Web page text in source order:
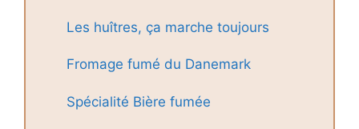
Les huîtres, ça marche toujours
Fromage fumé du Danemark
Spécialité Bière fumée